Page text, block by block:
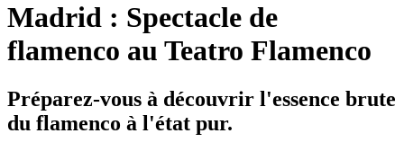
Madrid : Spectacle de
flamenco au Teatro Flamenco
Préparez-vous à découvrir l'essence brute
du flamenco à l'état pur.